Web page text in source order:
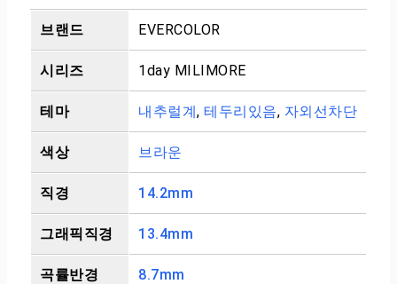
브랜드 EVERCOLOR
시리즈 1day MILIMORE
테마 내추럴계, 테두리있음, 자외선차단
색상 브라운
직경 14.2mm
그래픽직경 13.4mm
곡률반경 8.7mm